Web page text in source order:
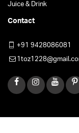
Juice & Drink
Contact
+91 9428086081